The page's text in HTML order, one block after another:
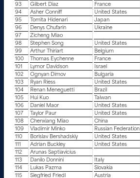
93
Gilbert Diaz France
94
Asher Conniff United States
95
Tomita Hidenari Japan
96
Denys Chufarin Ukraine
97
Zicheng Miao
98
Stephen Song United States
99
Arthur Thiriart Belgium
100
Thomas Eychenne France
101
Lymor Davidson Israel
102
Ognyan Dimov Bulgaria
103
Ryan Riess United States
104
Renan Meneguetti Brazil
105
Hui Kuo Taiwan
106
Daniel Maor United States
107
Taylor Paur United States
108
Chenxiang Miao China
109
Vladimir Minko Russian Federation
110
Borislav Bershadskiy United States
111
Adrian Buckley United States
112
Arunas Saptiavicius
113
Danilo Donnini Italy
114
Lukas Pazma Slovakia
115
Siegfried Friedl Austria